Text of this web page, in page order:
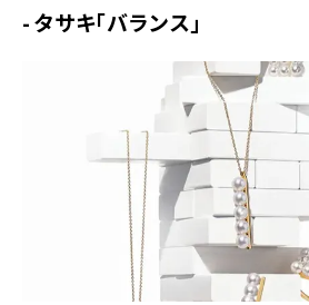
- タサキ「バランス」